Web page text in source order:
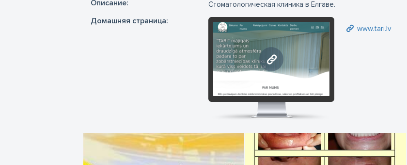
Oписание: Стоматологическая клиника в Елгаве.
Домашняя страница:
www.tari.lv
www.tari.lv